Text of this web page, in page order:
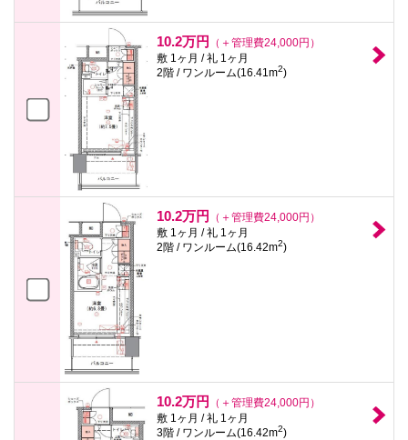
10.2万円
（＋管理費24,000円）
敷 1ヶ月 / 礼 1ヶ月
2階 / ワンルーム(16.41m2)
10.2万円
（＋管理費24,000円）
敷 1ヶ月 / 礼 1ヶ月
2階 / ワンルーム(16.42m2)
10.2万円
（＋管理費24,000円）
敷 1ヶ月 / 礼 1ヶ月
3階 / ワンルーム(16.42m2)